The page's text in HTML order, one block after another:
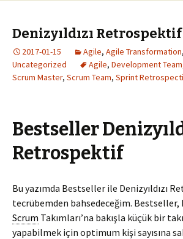
Denizyıldızı Retrospektif
2017-01-15 Agile, Agile Transformation,
Uncategorized
Agile, Development Team
Scrum Master, Scrum Team, Sprint
Bestseller
Retrospektif
Bu yazımda Bestseller ile Denizyıldızı
tecrübemden bahsedeceğim. Bestseller,
Scrum Takımları’na bakışla küçük bir
yapabilmek için optimum kişi sayısına